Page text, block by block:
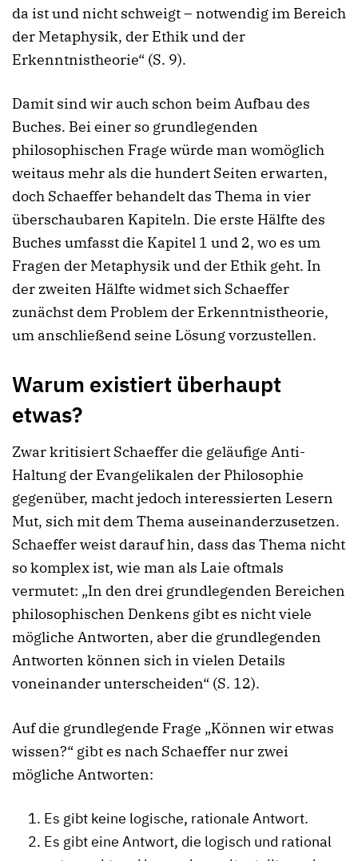
da ist und nicht schweigt – notwendig im Bereich
der Metaphysik, der Ethik und der
Erkenntnistheorie“ (S. 9).
Damit sind wir auch schon beim Aufbau des
Buches. Bei einer so grundlegenden
philosophischen Frage würde man womöglich
weitaus mehr als die hundert Seiten erwarten,
doch Schaeffer behandelt das Thema in vier
überschaubaren Kapiteln. Die erste Hälfte des
Buches umfasst die Kapitel 1 und 2, wo es um
Fragen der Metaphysik und der Ethik geht. In
der zweiten Hälfte widmet sich Schaeffer
zunächst dem Problem der Erkenntnistheorie,
um anschließend seine Lösung vorzustellen.
Warum existiert überhaupt
etwas?
Zwar kritisiert Schaeffer die geläufige Anti-
Haltung der Evangelikalen der Philosophie
gegenüber, macht jedoch interessierten Lesern
Mut, sich mit dem Thema auseinanderzusetzen.
Schaeffer weist darauf hin, dass das Thema nicht
so komplex ist, wie man als Laie oftmals
vermutet: „In den drei grundlegenden Bereichen
philosophischen Denkens gibt es nicht viele
mögliche Antworten, aber die grundlegenden
Antworten können sich in vielen Details
voneinander unterscheiden“ (S. 12).
Auf die grundlegende Frage „Können wir etwas
wissen?“ gibt es nach Schaeffer nur zwei
mögliche Antworten:
Es gibt keine logische, rationale Antwort.
Es gibt eine Antwort, die logisch und rational